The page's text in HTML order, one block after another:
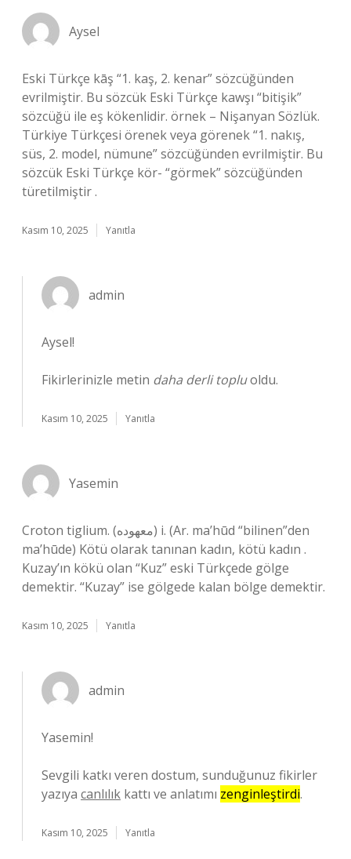
Aysel
Eski Türkçe kāş “1. kaş, 2. kenar” sözcüğünden
evrilmiştir. Bu sözcük Eski Türkçe kawşı “bitişik”
sözcüğü ile eş kökenlidir. örnek – Nişanyan Sözlük.
Türkiye Türkçesi örenek veya görenek “1. nakış,
süs, 2. model, nümune” sözcüğünden evrilmiştir. Bu
sözcük Eski Türkçe kör- “görmek” sözcüğünden
türetilmiştir .
Kasım 10, 2025 Yanıtla
admin
Aysel!
Fikirlerinizle metin daha derli topluoldu.
Kasım 10, 2025 Yanıtla
Yasemin
Croton tiglium. (ﻣﻌﻬﻮﺩﻩ) i. (Ar. ma’hūd “bilinen”den
ma’hūde) Kötü olarak tanınan kadın, kötü kadın .
Kuzay’ın kökü olan “Kuz” eski Türkçede gölge
demektir. “Kuzay” ise gölgede kalan bölge demektir.
Kasım 10, 2025 Yanıtla
admin
Yasemin!
Sevgili katkı veren dostum, sunduğunuz fikirler
yazıya canlılık kattı ve anlatımı zenginleştirdi.
Kasım 10, 2025 Yanıtla